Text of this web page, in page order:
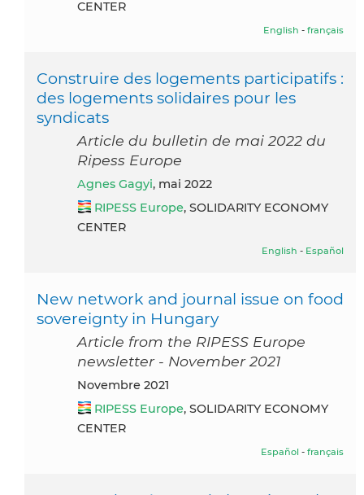
CENTER
English - français
Construire des logements participatifs :
des logements solidaires pour les
syndicats
Article du bulletin de mai 2022 du
Ripess Europe
Agnes Gagyi, mai 2022
RIPESS Europe, SOLIDARITY ECONOMY
CENTER
English - Español
New network and journal issue on food
sovereignty in Hungary
Article from the RIPESS Europe
newsletter - November 2021
novembre 2021
RIPESS Europe, SOLIDARITY ECONOMY
CENTER
Español - français